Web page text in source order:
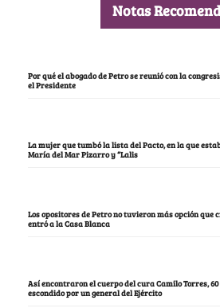
Notas
Por qué el abogado de Petro se reunió con la
el Presidente
La mujer que tumbó la lista del Pacto, en la que
María del Mar Pizarro y “Lalis
Los opositores de Petro no tuvieron más opción
entró a la Casa Blanca
Así encontraron el cuerpo del cura Camilo Torres,
escondido por un general del Ejército